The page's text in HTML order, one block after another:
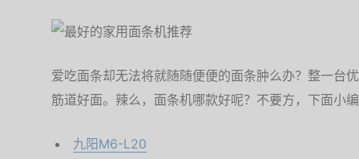
爱吃面条却无法将就随随便便的面条肿么办？整一台
筋道好面。辣么，面条机哪款好呢？不要方，下面小
九阳M6-L20